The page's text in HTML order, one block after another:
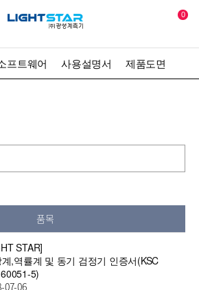
0
프트웨어 사용설명서 제품도면
품목
STAR]
,역률계 및 동기 검정기 인증서(KSC
5)
07-06